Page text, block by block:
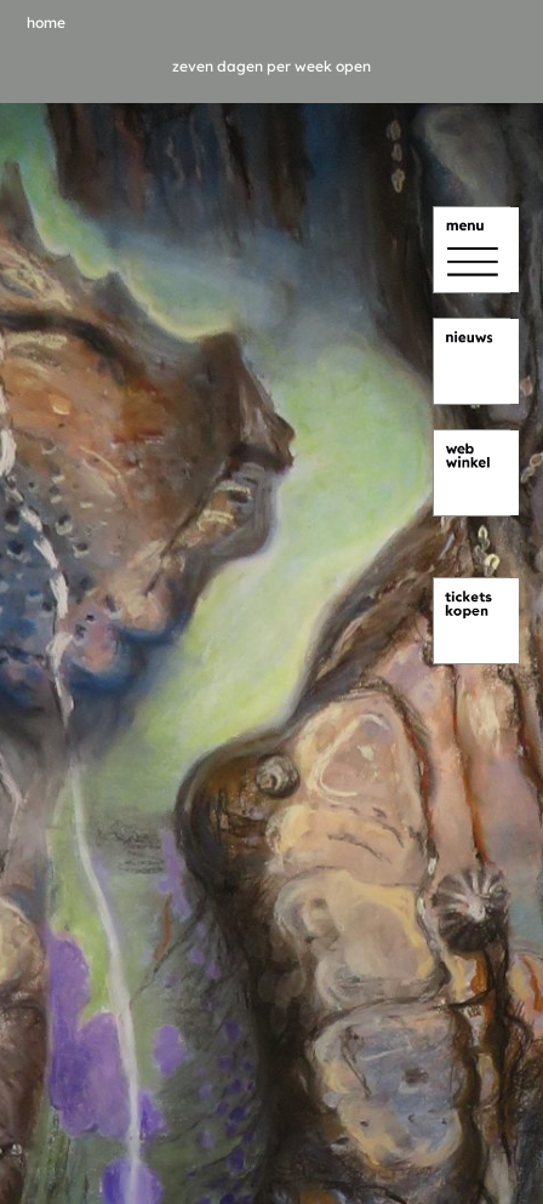
home
zeven dagen per week open